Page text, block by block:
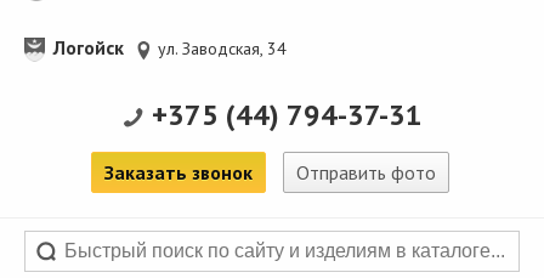
Логойск ул. Заводская, 34
+375 (44) 794-37-31
Заказать звонок Отправить фото